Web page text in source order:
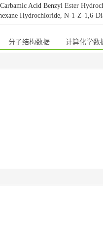
Acid Benzyl Ester
Hydrochloride, N-1-Z-1,6-
分子结构数据 计算化学数